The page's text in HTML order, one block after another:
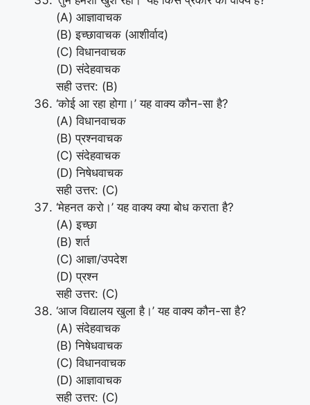
(A) आज्ञावाचक
(B) इच्छावाचक (आशीर्वाद)
(C) विधानवाचक
(D) संदेहवाचक
सही उत्तर: (B)
‘कोई आ रहा होगा।’ यह वाक्य कौन-सा है?
(A) विधानवाचक
(B) प्रश्नवाचक
(C) संदेहवाचक
(D) निषेधवाचक
सही उत्तर: (C)
‘मेहनत करो।’ यह वाक्य क्या बोध कराता है?
(A) इच्छा
(B) शर्त
(C) आज्ञा/उपदेश
(D) प्रश्न
सही उत्तर: (C)
‘आज विद्यालय खुला है।’ यह वाक्य कौन-सा है?
(A) संदेहवाचक
(B) निषेधवाचक
(C) विधानवाचक
(D) आज्ञावाचक
सही उत्तर: (C)